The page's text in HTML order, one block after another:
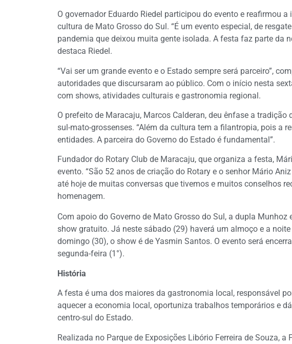
O governador Eduardo Riedel participou do evento e reafirmou
cultura de Mato Grosso do Sul. “É um evento especial, de
pandemia que deixou muita gente isolada. A festa faz parte da
destaca Riedel.
“Vai ser um grande evento e o Estado sempre será parceiro”,
autoridades que discursaram ao público. Com o início nesta
com shows, atividades culturais e gastronomia regional.
O prefeito de Maracaju, Marcos Calderan, deu ênfase a
sul-mato-grossenses. “Além da cultura tem a filantropia, pois a
entidades. A parceira do Governo do Estado é fundamental”.
Fundador do Rotary Club de Maracaju, que organiza a festa,
evento. “São 52 anos de criação do Rotary e o senhor Mário
até hoje de muitas conversas que tivemos e muitos conselhos
homenagem.
Com apoio do Governo de Mato Grosso do Sul, a dupla
show gratuito. Já neste sábado (29) haverá um almoço e a
domingo (30), o show é de Yasmin Santos. O evento será
segunda-feira (1°).
História
A festa é uma dos maiores da gastronomia local, responsável
aquecer a economia local, oportuniza trabalhos temporários e
centro-sul do Estado.
Realizada no Parque de Exposições Libório Ferreira de Souza,